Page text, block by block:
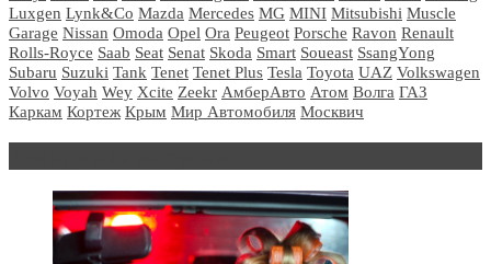
Luxgen Lynk&Co Mazda Mercedes MG MINI Mitsubishi Muscle
Garage Nissan Omoda Opel Ora Peugeot Porsche Ravon Renault
Rolls-Royce Saab Seat Senat Skoda Smart Soueast SsangYong
Subaru Suzuki Tank Tenet Tenet Plus Tesla Toyota UAZ Volkswagen
Volvo Voyah Wey Xcite Zeekr АмберАвто Атом Волга ГАЗ
Каркам Кортеж Крым Мир Автомобиля Москвич